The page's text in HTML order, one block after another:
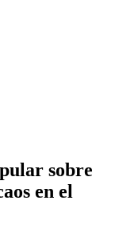
sobre
en el